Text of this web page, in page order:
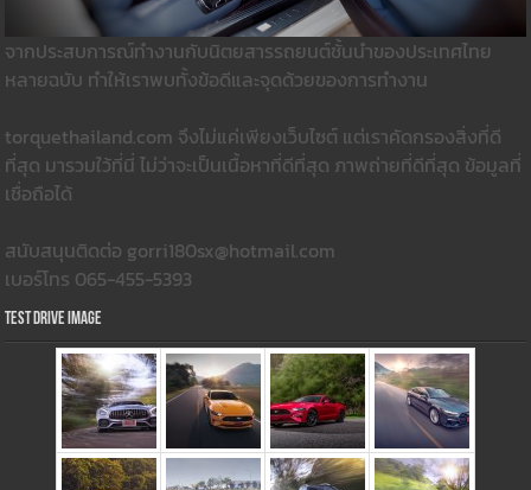
จากประสบการณ์ทำงานกับนิตยสารรถยนต์ชั้นนำของประเทศไทย
หลายฉบับ ทำให้เราพบทั้งข้อดีและจุดด้วยของการทำงาน
torquethailand.com จึงไม่แค่เพียงเว็บไซต์ แต่เราคัดกรองสิ่งที่ดี
ที่สุด มารวมใว้ที่นี่ ไม่ว่าจะเป็นเนื้อหาที่ดีที่สุด ภาพถ่ายที่ดีที่สุด ข้อมูลที่
เชื่อถือได้
สนับสนุนติดต่อ gorri180sx@hotmail.com
เบอร์โทร 065-455-5393
Test Drive Image